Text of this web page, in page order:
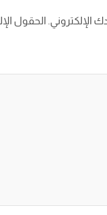
الإلكتروني. الحقول